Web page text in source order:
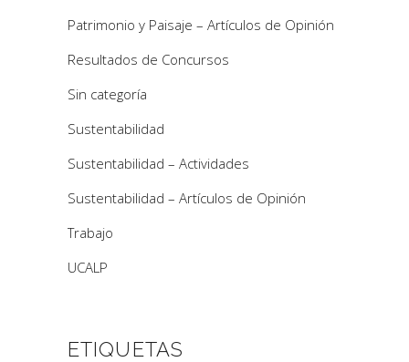
Patrimonio y Paisaje – Artículos de Opinión
Resultados de Concursos
Sin categoría
Sustentabilidad
Sustentabilidad – Actividades
Sustentabilidad – Artículos de Opinión
Trabajo
UCALP
ETIQUETAS